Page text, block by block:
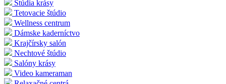
Štúdia krásy
Tetovacie štúdio
Wellness centrum
Dámske kaderníctvo
Krajčírsky salón
Nechtové štúdio
Salóny krásy
Video kameraman